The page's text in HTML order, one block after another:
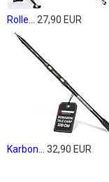
Rolle...
27,90 EUR
Karbon...
32,90 EUR